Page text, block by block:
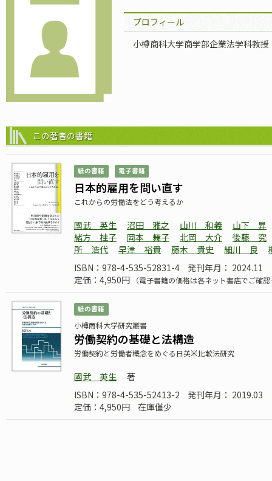
プロフィール
小樽商科大学商学部企業法学科教
この著者の書籍
紙の書籍 電子書籍
日本的雇用を問い直す
これからの労働法をどう考えるか
國武 英生 沼田 雅之 山川 和義
山下 昇
緒方 桂子
岡本 舞子 北岡 大介
後藤 究
所 浩代
早津 裕貴 藤木 貴史 細川 良
ISBN：978-4-535-52831-4
発刊年月： 2024.11
定価：4,950円
（電子書籍の価格は各ネット書店でご確
紙の書籍
小樽商科大学研究叢書
労働契約の基礎と法構造
労働契約と労働者概念をめぐる日英米比較法研究
國武 英生
著
ISBN：978-4-535-52413-2
発刊年月： 2019.03
定価：4,950円
在庫僅少